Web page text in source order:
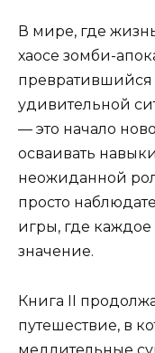
В мире, где
хаосе зомби-
превратившийся
удивительной
— это начало
осваивать
неожиданной
просто
игры, где
значение.
Книга II
путешествие, в
медлительные